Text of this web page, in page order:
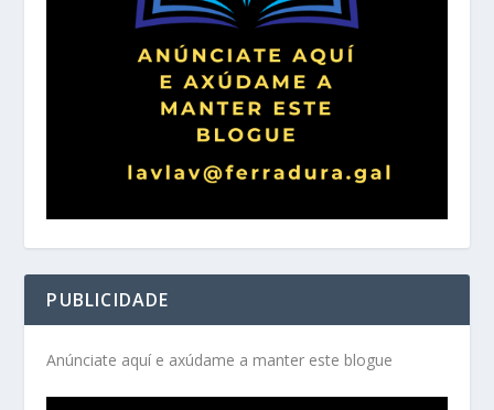
PUBLICIDADE
Anúnciate aquí e axúdame a manter este blogue